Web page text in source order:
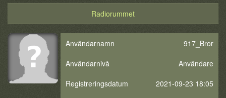
Radiorummet
Användarnamn
917_Bror
Användarnivå
Användare
Registreringsdatum
2021-09-23 18:05